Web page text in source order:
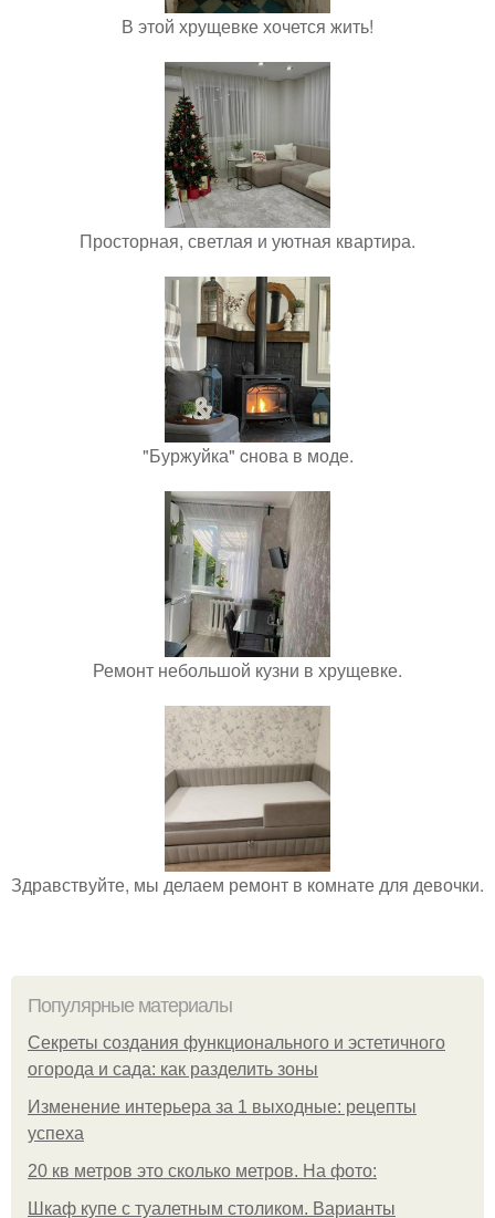
В этой хрущевке хочется жить!
Просторная, светлая и уютная квартира.
"Буржуйка" cнова в моде.
Ремонт небольшой кузни в хрущевке.
Здравствуйте, мы делаем ремонт в комнате для девочки.
Популярные материалы
Секреты создания функционального и эстетичного
огорода и сада: как разделить зоны
Изменение интерьера за 1 выходные: рецепты
успеха
20 кв метров это сколько метров. На фото:
Шкаф купе с туалетным столиком. Варианты